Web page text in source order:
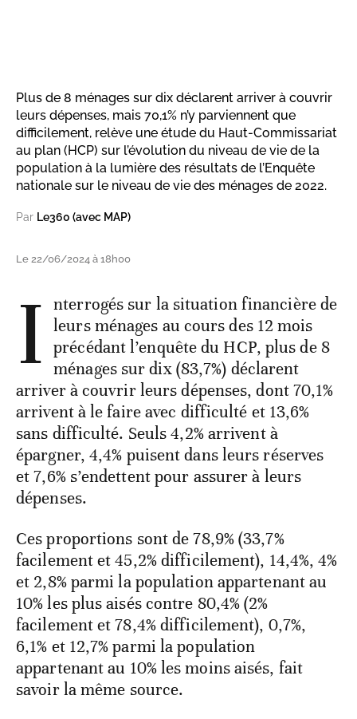
Plus de 8 ménages sur dix déclarent arriver à couvrir
leurs dépenses, mais 70,1% n’y parviennent que
difficilement, relève une étude du Haut-Commissariat
au plan (HCP) sur l’évolution du niveau de vie de la
population à la lumière des résultats de l’Enquête
nationale sur le niveau de vie des ménages de 2022.
Par Le360 (avec MAP)
Le 22/06/2024 à 18h00
I nterrogés sur la situation financière de
leurs ménages au cours des 12 mois
précédant l’enquête du HCP, plus de 8
ménages sur dix (83,7%) déclarent
arriver à couvrir leurs dépenses, dont 70,1%
arrivent à le faire avec difficulté et 13,6%
sans difficulté. Seuls 4,2% arrivent à
épargner, 4,4% puisent dans leurs réserves
et 7,6% s’endettent pour assurer à leurs
dépenses.
Ces proportions sont de 78,9% (33,7%
facilement et 45,2% difficilement), 14,4%, 4%
et 2,8% parmi la population appartenant au
10% les plus aisés contre 80,4% (2%
facilement et 78,4% difficilement), 0,7%,
6,1% et 12,7% parmi la population
appartenant au 10% les moins aisés, fait
savoir la même source.